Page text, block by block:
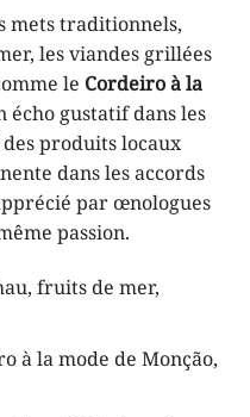
mets traditionnels,
les viandes grillées
le Cordeiro à la
écho gustatif dans les
produits locaux
dans les accords
par œnologues
passion.
fruits de mer,
à la mode de Monção,